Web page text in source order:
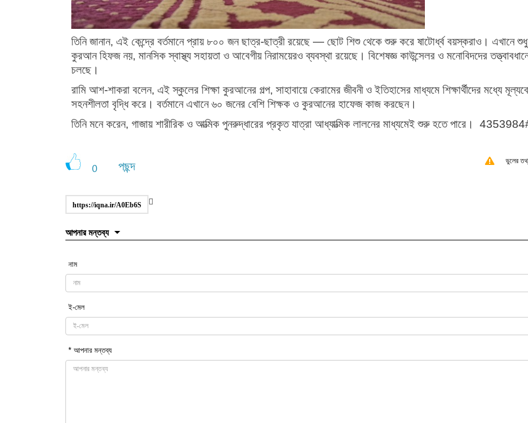
তিনি জানান, এই কেন্দ্রে বর্তমানে প্রায় ৮০০ জন ছাত্র-ছাত্রী রয়েছে — ছোট শিশু থেকে শুরু করে ষাটোর্ধ্ব বয়স্করাও। এখানে শুধু
কুরআন হিফজ নয়, মানসিক স্বাস্থ্য সহায়তা ও আবেগীয় নিরাময়েরও ব্যবস্থা রয়েছে। বিশেষজ্ঞ কাউন্সেলর ও মনোবিদদের
চলছে।
রামি আশ-শাকরা বলেন, এই স্কুলের শিক্ষা কুরআনের গল্প, সাহাবায়ে কেরামের জীবনী ও ইতিহাসের মাধ্যমে শিক্ষার্থীদের মধ্যে
সহনশীলতা বৃদ্ধি করে। বর্তমানে এখানে ৬০ জনের বেশি শিক্ষক ও কুরআনের হাফেজ কাজ করছেন।
তিনি মনে করেন, গাজায় শারীরিক ও আত্মিক পুনরুদ্ধারের প্রকৃত যাত্রা আধ্যাত্মিক লালনের মাধ্যমেই শুরু হতে পারে।
0 পছন্দ ভুলের
https://iqna.ir/A0Eb6S
আপনার মন্তব্য
নাম
ই-মেল
* আপনার মন্তব্য